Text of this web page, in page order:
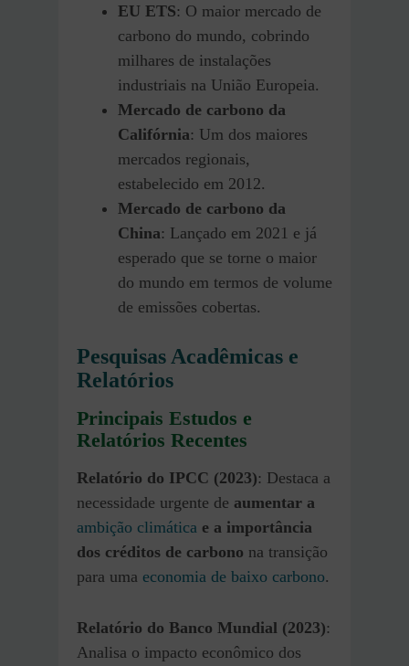
EU ETS: O maior mercado de
carbono do mundo, cobrindo
milhares de instalações
industriais na União Europeia.
Mercado de carbono da
Califórnia: Um dos maiores
mercados regionais,
estabelecido em 2012.
Mercado de carbono da
China: Lançado em 2021 e já
esperado que se torne o maior
do mundo em termos de volume
de emissões cobertas.
Pesquisas Acadêmicas e
Relatórios
Principais Estudos e
Relatórios Recentes
Relatório do IPCC (2023): Destaca a
necessidade urgente de aumentar a
ambição climática e a importância
dos créditos de carbono na transição
para uma economia de baixo carbono.
Relatório do Banco Mundial (2023):
Analisa o impacto econômico dos